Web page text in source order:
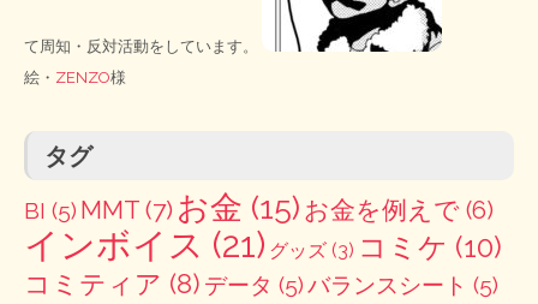
て周知・反対活動をしています。
絵・ ZENZO様
タグ
BI (5) MMT (7) お金 (15) お金を例えで (6)
インボイス (21) グッズ (3) コミケ (10)
コミティア (8) データ (5)バランスシート (5)